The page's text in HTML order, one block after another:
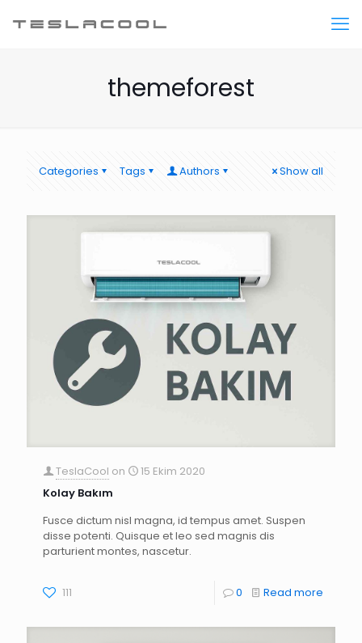
themeforest
Categories Tags Authors Show all
TeslaCool on
15 Ekim 2020
Kolay Bakım
Fusce dictum nisl magna, id tempus amet. Suspen
disse potenti. Quisque et leo sed magnis dis
parturient montes, nascetur.
111 0 Read more